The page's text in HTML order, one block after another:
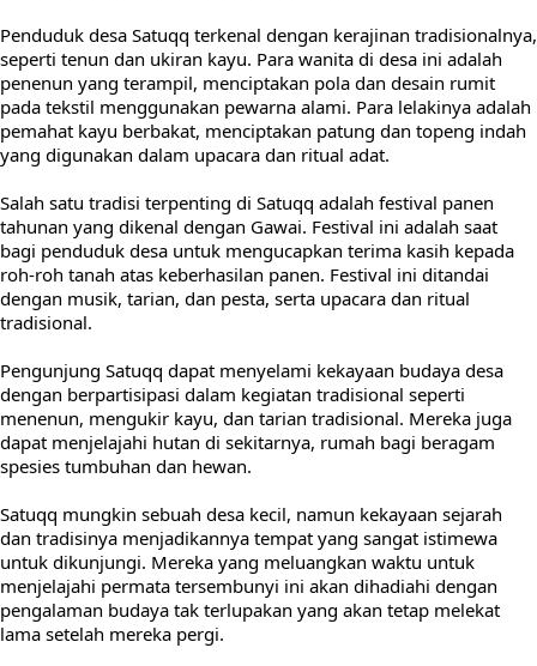
Penduduk desa Satuqq terkenal dengan kerajinan tradisionalnya,
seperti tenun dan ukiran kayu. Para wanita di desa ini adalah
penenun yang terampil, menciptakan pola dan desain rumit
pada tekstil menggunakan pewarna alami. Para lelakinya adalah
pemahat kayu berbakat, menciptakan patung dan topeng indah
yang digunakan dalam upacara dan ritual adat.
Salah satu tradisi terpenting di Satuqq adalah festival panen
tahunan yang dikenal dengan Gawai. Festival ini adalah saat
bagi penduduk desa untuk mengucapkan terima kasih kepada
roh-roh tanah atas keberhasilan panen. Festival ini ditandai
dengan musik, tarian, dan pesta, serta upacara dan ritual
tradisional.
Pengunjung Satuqq dapat menyelami kekayaan budaya desa
dengan berpartisipasi dalam kegiatan tradisional seperti
menenun, mengukir kayu, dan tarian tradisional. Mereka juga
dapat menjelajahi hutan di sekitarnya, rumah bagi beragam
spesies tumbuhan dan hewan.
Satuqq mungkin sebuah desa kecil, namun kekayaan sejarah
dan tradisinya menjadikannya tempat yang sangat istimewa
untuk dikunjungi. Mereka yang meluangkan waktu untuk
menjelajahi permata tersembunyi ini akan dihadiahi dengan
pengalaman budaya tak terlupakan yang akan tetap melekat
lama setelah mereka pergi.